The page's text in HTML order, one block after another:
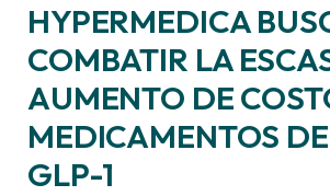
HYPERMEDICA
COMBATIR LA
AUMENTO DE
MEDICAMENTOS
GLP-1